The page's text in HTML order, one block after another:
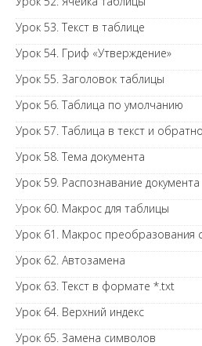
Урок 53. Текст в таблице
Урок 54. Гриф «Утверждение»
Урок 55. Заголовок таблицы
Урок 56. Таблица по умолчанию
Урок 57. Таблица в текст и обратно
Урок 58. Тема документа
Урок 59. Распознавание документа
Урок 60. Макрос для таблицы
Урок 61. Макрос преобразования
Урок 62. Автозамена
Урок 63. Текст в формате *.txt
Урок 64. Верхний индекс
Урок 65. Замена символов